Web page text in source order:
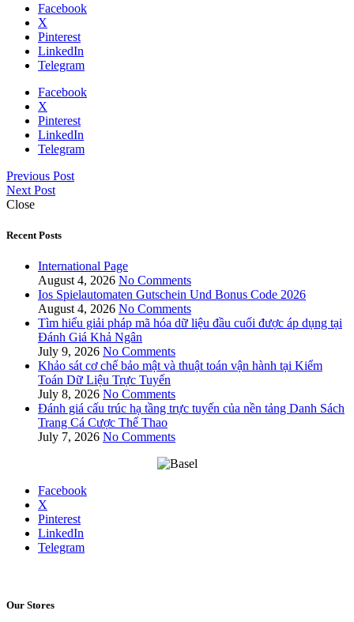
Facebook
X
Pinterest
LinkedIn
Telegram
Facebook
X
Pinterest
LinkedIn
Telegram
Previous Post
Next Post
Close
Recent Posts
International Page
August 4, 2026 No Comments
Ios Spielautomaten Gutschein Und Bonus Code 2026
August 4, 2026 No Comments
Tìm hiểu giải pháp mã hóa dữ liệu đầu cuối được áp dụng tại
Đánh Giá Khả Ngân
July 9, 2026 No Comments
Khảo sát cơ chế bảo mật và thuật toán vận hành tại Kiểm
Toán Dữ Liệu Trực Tuyến
July 8, 2026 No Comments
Đánh giá cấu trúc hạ tầng trực tuyến của nền tảng Danh Sách
Trang Cá Cược Thể Thao
July 7, 2026 No Comments
Facebook
X
Pinterest
LinkedIn
Telegram
Our Stores